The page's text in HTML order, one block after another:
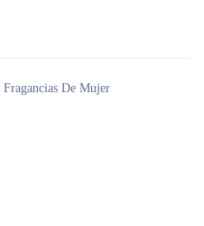
Fragancias De Mujer